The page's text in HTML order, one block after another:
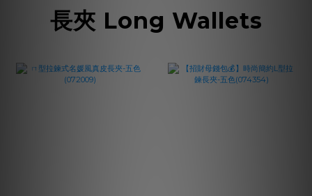
長夾 Long Wallets